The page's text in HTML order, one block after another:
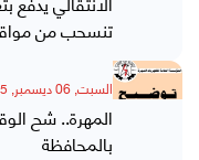
تنسحب من
السبت, 06 ديسمبر, 2025
المهرة.. شح
بالمحافظة